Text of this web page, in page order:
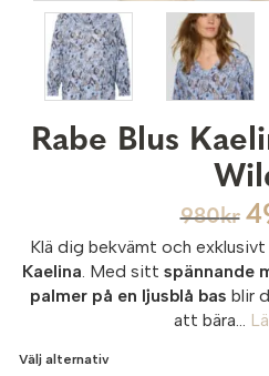
Rabe Blus
980kr
Klä dig bekvämt och
Kaelina . Med sitt spännande
palmer på en ljusblå bas blir
att bära...
Välj alternativ